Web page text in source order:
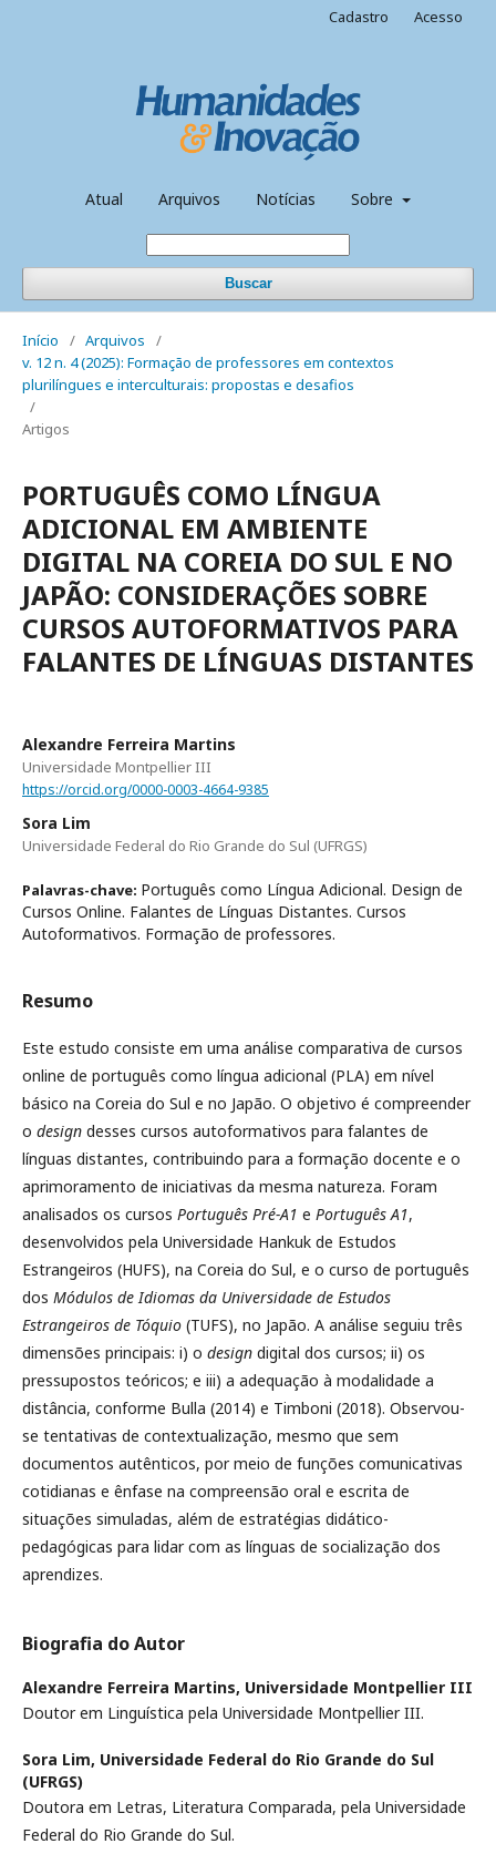
Atual Arquivos Notícias Sobre
Buscar
Cadastro Acesso
Início / Arquivos
/
v. 12 n. 4 (2025): Formação de professores em contextos
plurilíngues e interculturais: propostas e desafios
/
Artigos
PORTUGUÊS COMO LÍNGUA
ADICIONAL EM AMBIENTE
DIGITAL NA COREIA DO SUL E NO
JAPÃO: CONSIDERAÇÕES SOBRE
CURSOS AUTOFORMATIVOS PARA
FALANTES DE LÍNGUAS DISTANTES
Alexandre Ferreira Martins
Universidade Montpellier III
https://orcid.org/0000-0003-4664-9385
Sora Lim
Universidade Federal do Rio Grande do Sul (UFRGS)
Palavras-chave: Português como Língua Adicional. Design de
Cursos Online. Falantes de Línguas Distantes. Cursos
Autoformativos. Formação de professores.
Resumo
Este estudo consiste em uma análise comparativa de cursos
online de português como língua adicional (PLA) em nível
básico na Coreia do Sul e no Japão. O objetivo é compreender
o design desses cursos autoformativos para falantes de
línguas distantes, contribuindo para a formação docente e o
aprimoramento de iniciativas da mesma natureza. Foram
analisados os cursos Português Pré-A1 e Português A1,
desenvolvidos pela Universidade Hankuk de Estudos
Estrangeiros (HUFS), na Coreia do Sul, e o curso de português
dos Módulos de Idiomas da Universidade de Estudos
Estrangeiros de Tóquio (TUFS), no Japão. A análise seguiu três
dimensões principais: i) o design digital dos cursos; ii) os
pressupostos teóricos; e iii) a adequação à modalidade a
distância, conforme Bulla (2014) e Timboni (2018). Observou-
se tentativas de contextualização, mesmo que sem
documentos autênticos, por meio de funções comunicativas
cotidianas e ênfase na compreensão oral e escrita de
situações simuladas, além de estratégias didático-
pedagógicas para lidar com as línguas de socialização dos
aprendizes.
Biografia do Autor
Alexandre Ferreira Martins, Universidade Montpellier III
Doutor em Linguística pela Universidade Montpellier III.
Sora Lim, Universidade Federal do Rio Grande do Sul
(UFRGS)
Doutora em Letras, Literatura Comparada, pela Universidade
Federal do Rio Grande do Sul.